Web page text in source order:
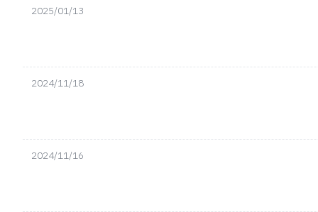
2025/01/13
2024/11/18
2024/11/16